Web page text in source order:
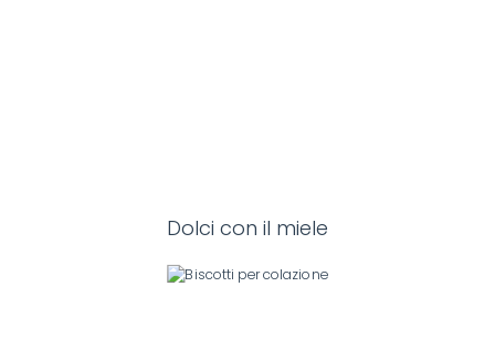
Dolci con il miele